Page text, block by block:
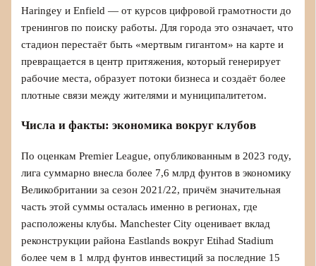
Haringey и Enfield — от курсов цифровой грамотности до
тренингов по поиску работы. Для города это означает, что
стадион перестаёт быть «мертвым гигантом» на карте и
превращается в центр притяжения, который генерирует
рабочие места, образует потоки бизнеса и создаёт более
плотные связи между жителями и муниципалитетом.
Числа и факты: экономика вокруг клубов
По оценкам Premier League, опубликованным в 2023 году,
лига суммарно внесла более 7,6 млрд фунтов в экономику
Великобритании за сезон 2021/22, причём значительная
часть этой суммы осталась именно в регионах, где
расположены клубы. Manchester City оценивает вклад
реконструкции района Eastlands вокруг Etihad Stadium
более чем в 1 млрд фунтов инвестиций за последние 15